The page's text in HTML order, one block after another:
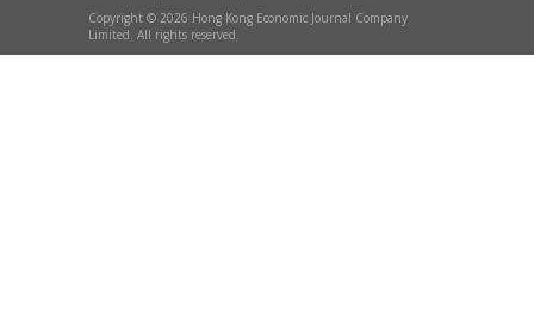
Copyright © 2026 Hong Kong Economic Journal Company
Limited. All rights reserved.